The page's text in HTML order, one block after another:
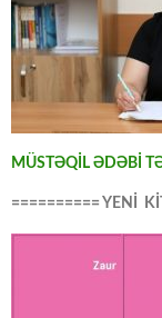
MÜSTƏQİL ƏDƏBİ
========== YENİ